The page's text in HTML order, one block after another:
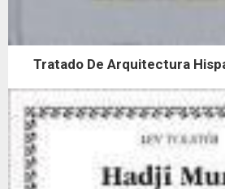
Tratado De Arquitectura